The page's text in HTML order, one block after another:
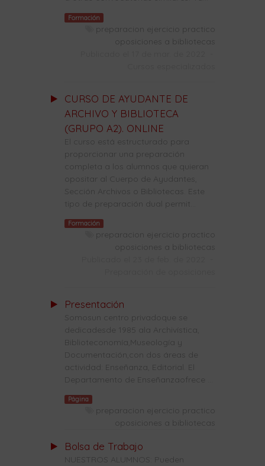
Formación
preparacion ejercicio practico
oposiciones a bibliotecas
CURSO DE AYUDANTE DE
ARCHIVO Y BIBLIOTECA
(GRUPO A2). ONLINE
El curso está estructurado para
proporcionar una preparación
completa a los alumnos que quieran
opositar al Cuerpo de Ayudantes,
Sección Archivos o Bibliotecas. Este
tipo de preparación dual permit...
Formación
preparacion ejercicio practico
oposiciones a bibliotecas
Presentación
Somosun centro privadoque se
dedicadesde 1985 ala Archivística,
Biblioteconomía,Museología y
Documentación,con dos áreas de
actividad: Enseñanza, Editorial. El
Departamento de Enseñanzaofrece ...
Página
preparacion ejercicio practico
oposiciones a bibliotecas
Bolsa de Trabajo
NUESTROS ALUMNOS: Pueden